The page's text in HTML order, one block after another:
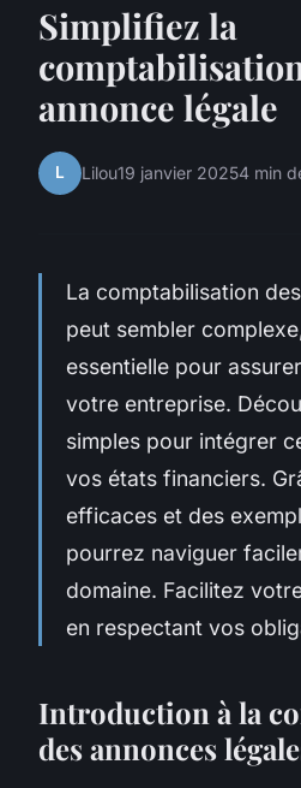
Simplifiez la
annonce légale
L Lilou19 janvier 20254 min
La comptabilisation
peut sembler
essentielle pour
votre entreprise.
simples pour intégrer
vos états financiers.
efficaces et des
pourrez naviguer
domaine. Facilitez
en respectant vos
Introduction à la
des annonces